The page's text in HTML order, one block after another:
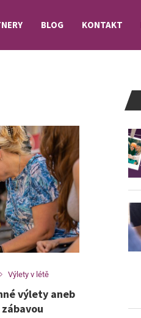
BLOG KONTAKT
Výlety v létě
výlety aneb